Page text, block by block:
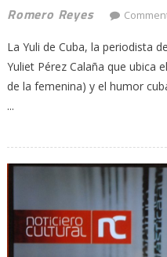
Romero Reyes
La Yuli de Cuba, la periodista
Yuliet Pérez Calaña que ubica
de la femenina) y el humor
...